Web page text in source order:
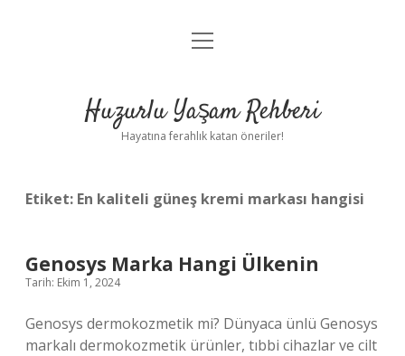
Anasayfa
Yasal Uyarı
menüyü
Huzurlu Yaşam Rehberi
Hayatına ferahlık katan öneriler!
Etiket: En kaliteli güneş kremi markası hangisi
Genosys Marka Hangi Ülkenin
Tarih: Ekim 1, 2024
Genosys dermokozmetik mi? Dünyaca ünlü Genosys
markalı dermokozmetik ürünler, tıbbi cihazlar ve cilt